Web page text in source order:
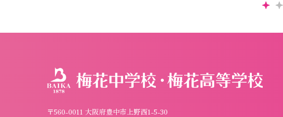
〒560-0011 大阪府豊中市上野西1-5-30